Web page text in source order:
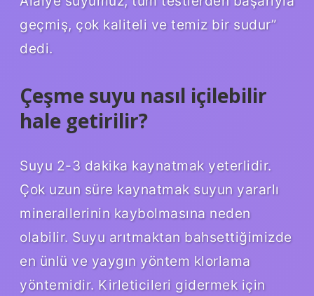
geçmiş, çok kaliteli ve temiz bir sudur”
dedi.
Çeşme suyu nasıl içilebilir
hale getirilir?
Suyu 2-3 dakika kaynatmak yeterlidir.
Çok uzun süre kaynatmak suyun yararlı
minerallerinin kaybolmasına neden
olabilir. Suyu arıtmaktan bahsettiğimizde
en ünlü ve yaygın yöntem klorlama
yöntemidir. Kirleticileri gidermek için